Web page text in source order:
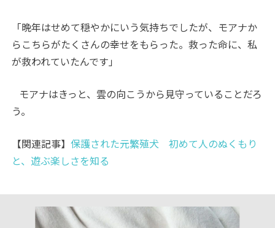
「晩年はせめて穏やかにいう気持ちでしたが、モアナか
らこちらがたくさんの幸せをもらった。救った命に、私
が救われていたんです」
モアナはきっと、雲の向こうから見守っていることだろ
う。
【関連記事】保護された元繁殖犬 初めて人のぬくもり
と、遊ぶ楽しさを知る